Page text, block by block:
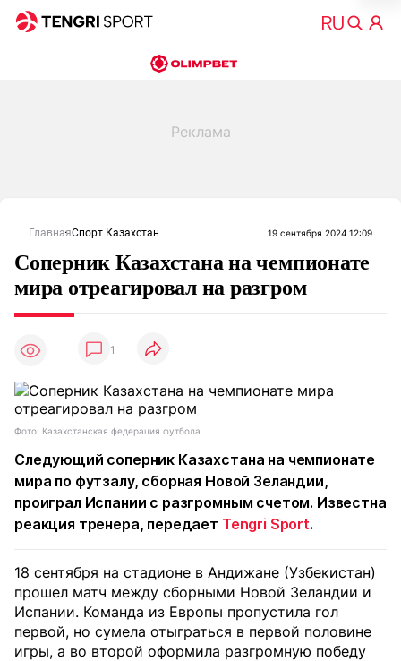
ГлавнаяСпорт Казахстан 19 сентября 2024 12:09
Соперник Казахстана на чемпионате
мира отреагировал на разгром
1
Фото: Казахстанская федерация футбола
Следующий соперник Казахстана на чемпионате
мира по футзалу, сборная Новой Зеландии,
проиграл Испании с разгромным счетом. Известна
реакция тренера, передает Tengri Sport.
18 сентября на стадионе в Андижане (Узбекистан)
прошел матч между сборными Новой Зеландии и
Испании. Команда из Европы пропустила гол
первой, но сумела отыграться в первой половине
игры, а во второй оформила разгромную победу